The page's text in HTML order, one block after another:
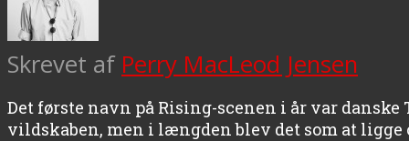
Skrevet af Perry MacLeod Jensen
Det første navn på Rising-scenen i år var
vildskaben, men i længden blev det som at